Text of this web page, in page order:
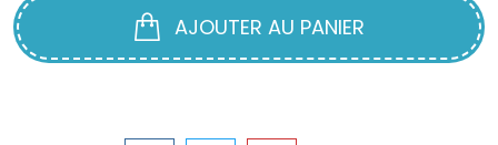
AJOUTER AU PANIER